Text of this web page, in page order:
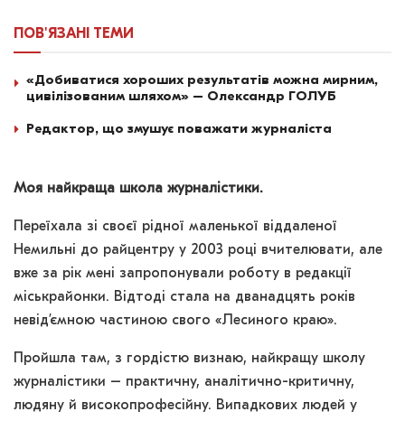
ПОВ'ЯЗАНІ ТЕМИ
«Добиватися хороших результатів можна мирним,
цивілізованим шляхом» – Олександр ГОЛУБ
Редактор, що змушує поважати журналіста
Моя найкраща школа журналістики.
Переїхала зі своєї рідної маленької віддаленої
Немильні до райцентру у 2003 році вчителювати, але
вже за рік мені запропонували роботу в редакції
міськрайонки. Відтоді стала на дванадцять років
невід’ємною частиною свого «Лесиного краю».
Пройшла там, з гордістю визнаю, найкращу школу
журналістики – практичну, аналітично-критичну,
людяну й високопрофесійну. Випадкових людей у